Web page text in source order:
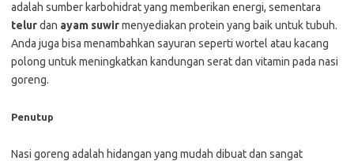
adalah sumber karbohidrat yang memberikan energi, sementara
telurdan ayam suwirmenyediakan protein yang baik untuk tubuh.
Anda juga bisa menambahkan sayuran seperti wortel atau kacang
polong untuk meningkatkan kandungan serat dan vitamin pada nasi
goreng.
Penutup
Nasi goreng adalah hidangan yang mudah dibuat dan sangat